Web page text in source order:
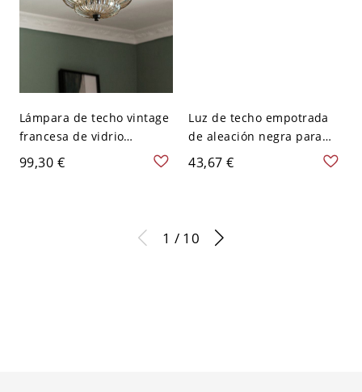
Lámpara de techo vintage
francesa de vidrio
acanalado
semiempotrada - 110 A
99,30 €
Luz de techo empotrada
de aleación negra para
LED/incandescente/fluore
scente con pantalla vítrea,
43,67 €
1 / 10